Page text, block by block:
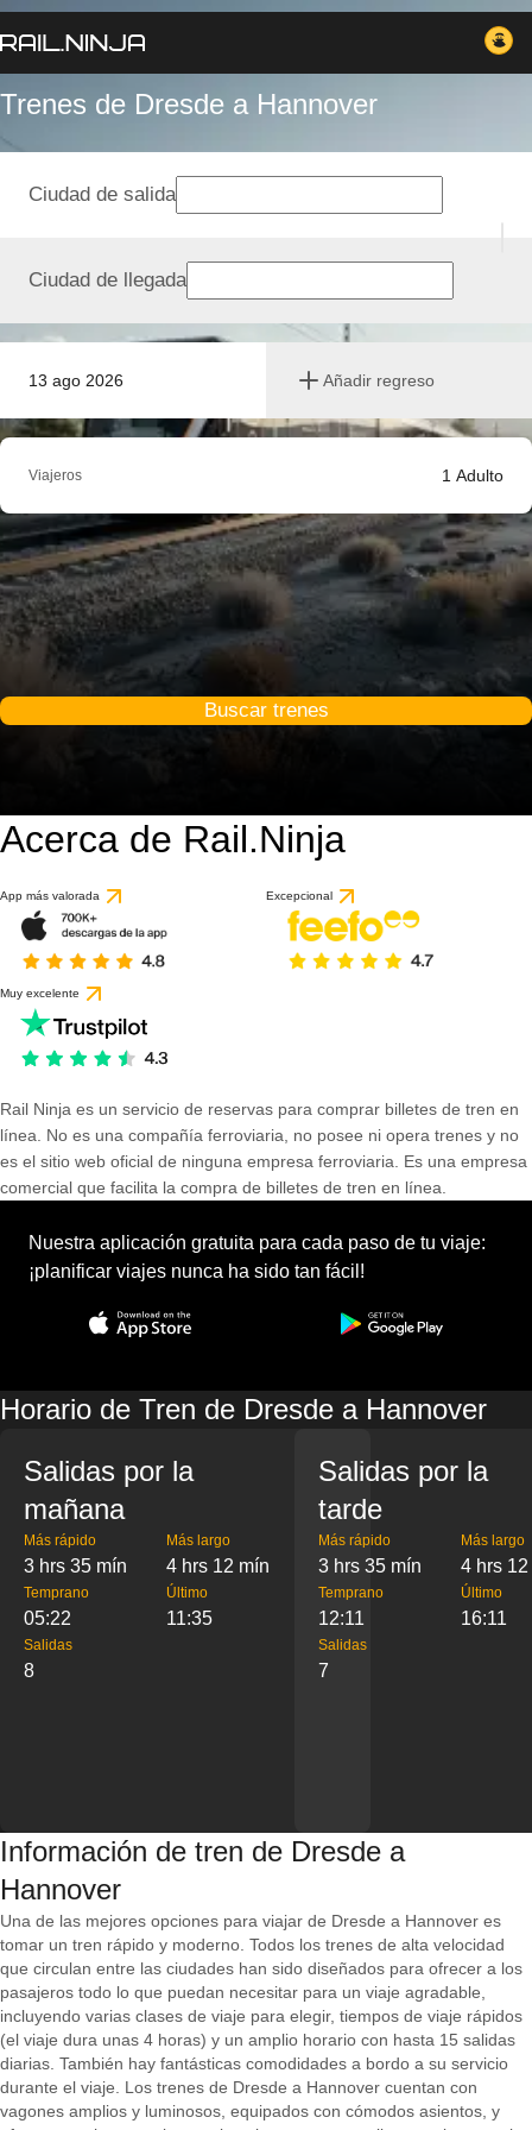
Trenes de Dresde a Hannover
13 ago 2026 Añadir regreso
Ciudad de salida
Ciudad de llegada
Viajeros 1 Adulto
Buscar trenes
Acerca de Rail.Ninja
App más valorada Excepcional
Muy excelente
Rail Ninja es un servicio de reservas para comprar billetes de tren en
línea. No es una compañía ferroviaria, no posee ni opera trenes y no
es el sitio web oficial de ninguna empresa ferroviaria. Es una empresa
comercial que facilita la compra de billetes de tren en línea.
Nuestra aplicación gratuita para cada paso de tu viaje:
¡planificar viajes nunca ha sido tan fácil!
Horario de Tren de Dresde a Hannover
Salidas por la
mañana
Más rápido
3 hrs 35 mín
Más largo
4 hrs 12 mín
Temprano
05:22
Último
11:35
Salidas
8
Salidas por la
tarde
Más rápido
3 hrs 35 mín
Más largo
4 hrs
Temprano
12:11
Último
16:11
Salidas
7
Información de tren de Dresde a
Hannover
Una de las mejores opciones para viajar de Dresde a Hannover es
tomar un tren rápido y moderno. Todos los trenes de alta velocidad
que circulan entre las ciudades han sido diseñados para ofrecer a los
pasajeros todo lo que puedan necesitar para un viaje agradable,
incluyendo varias clases de viaje para elegir, tiempos de viaje rápidos
(el viaje dura unas 4 horas) y un amplio horario con hasta 15 salidas
diarias. También hay fantásticas comodidades a bordo a su servicio
durante el viaje. Los trenes de Dresde a Hannover cuentan con
vagones amplios y luminosos, equipados con cómodos asientos, y